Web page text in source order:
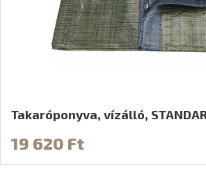
Takaróponyva, vízálló,
19 620 Ft